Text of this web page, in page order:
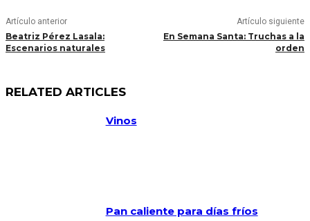
Artículo anterior
Beatriz Pérez Lasala:
Escenarios naturales
Artículo siguiente
En Semana Santa: Truchas a la
orden
RELATED ARTICLES
Vinos
Pan caliente para días fríos